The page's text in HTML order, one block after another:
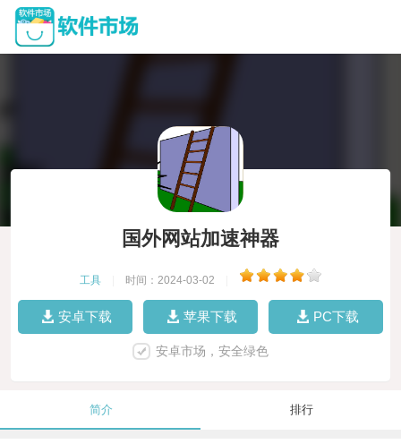
国外网站加速神器
工具 时间：2024-03-02
安卓下载 苹果下载 PC下载
安卓市场，安全绿色
简介 排行